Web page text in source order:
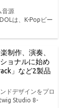
音源
は、K-Popビー
制作、演奏、
ョナルに始め
」など2製品
ドデザインをプロ
Studio 8-